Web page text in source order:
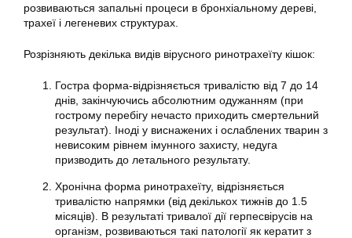
розвиваються запальні процеси в бронхіальному дереві,
трахеї і легеневих структурах.
Розрізняють декілька видів вірусного ринотрахеїту кішок:
Гостра форма-відрізняється тривалістю від 7 до 14
днів, закінчуючись абсолютним одужанням (при
гострому перебігу нечасто приходить смертельний
результат). Іноді у виснажених і ослаблених тварин з
невисоким рівнем імунного захисту, недуга
призводить до летального результату.
Хронічна форма ринотрахеїту, відрізняється
тривалістю напрямки (від декількох тижнів до 1.5
місяців). В результаті тривалої дії герпесвірусів на
організм, розвиваються такі патології як кератит з